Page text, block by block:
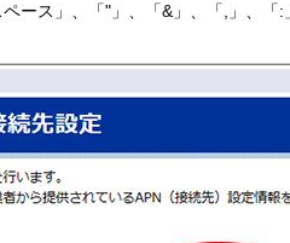
ース」、「"」、「&」、「,」、「